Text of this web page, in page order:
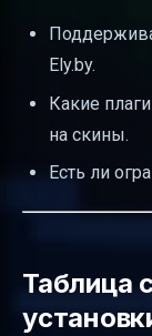
Ely.by.
Какие
на скины.
Есть ли
Таблица